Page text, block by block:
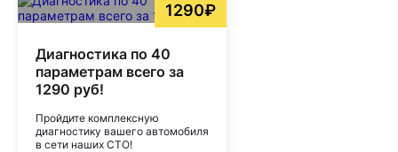
1290₽
Диагностика по 40
параметрам всего за
1290 руб!
Пройдите комплексную
диагностику вашего автомобиля
в сети наших СТО!